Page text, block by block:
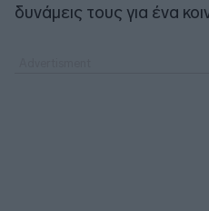
δυνάμεις τους για ένα